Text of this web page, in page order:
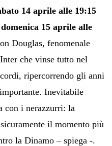
14 aprile alle 19:15
15 aprile alle
Douglas, fenomenale
che vinse tutto nel
ripercorrendo gli anni
Inevitabile
con i nerazzurri: la
il momento più
la Dinamo – spiega -.